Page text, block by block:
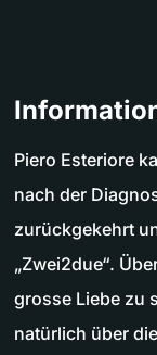
Piero Esteriore
nach der
zurückgekehrt
„Zwei2due“.
grosse Liebe zu
natürlich über